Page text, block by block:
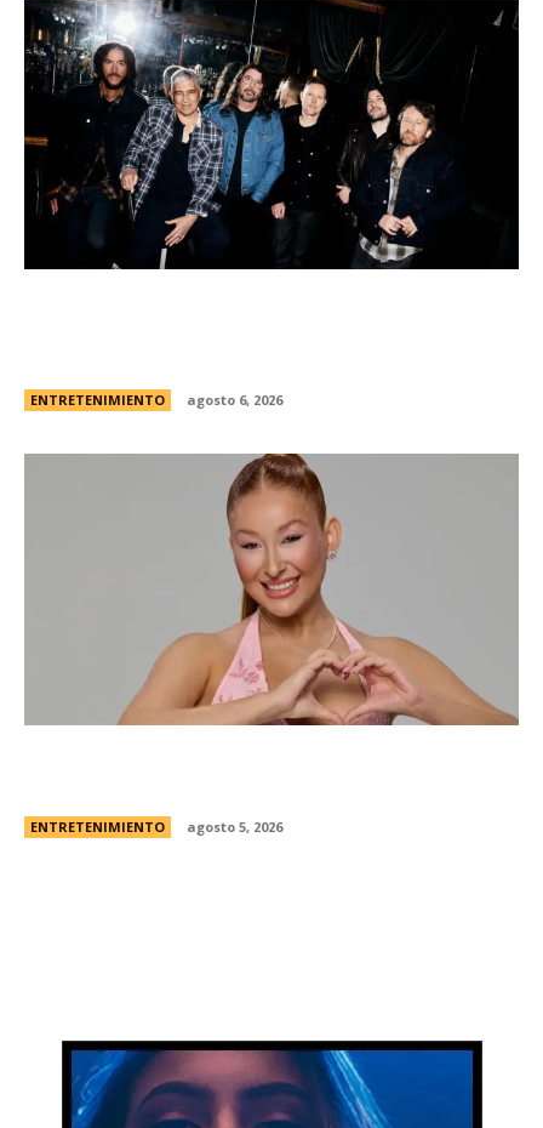
ENTRETENIMIENTO agosto 6, 2026
ENTRETENIMIENTO agosto 5, 2026